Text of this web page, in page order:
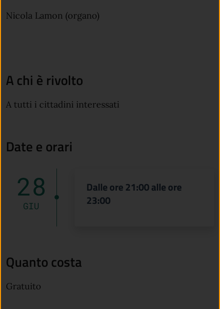
Nicola Lamon (organo)
A chi è rivolto
A tutti i cittadini interessati
Date e orari
28
GIU
Dalle ore 21:00 alle ore
23:00
Quanto costa
Gratuito